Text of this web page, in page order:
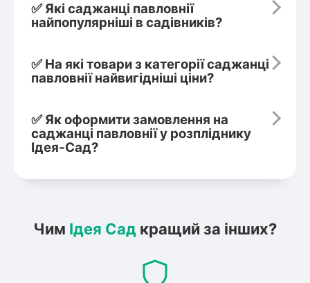
✅ Які саджанці павловнії
найпопулярніші в садівників?
✅ На які товари з категорії саджанці
павловнії найвигідніші ціни?
✅ Як оформити замовлення на
саджанці павловнії у розпліднику
Ідея-Сад?
Чим Ідея Сад кращий за інших?